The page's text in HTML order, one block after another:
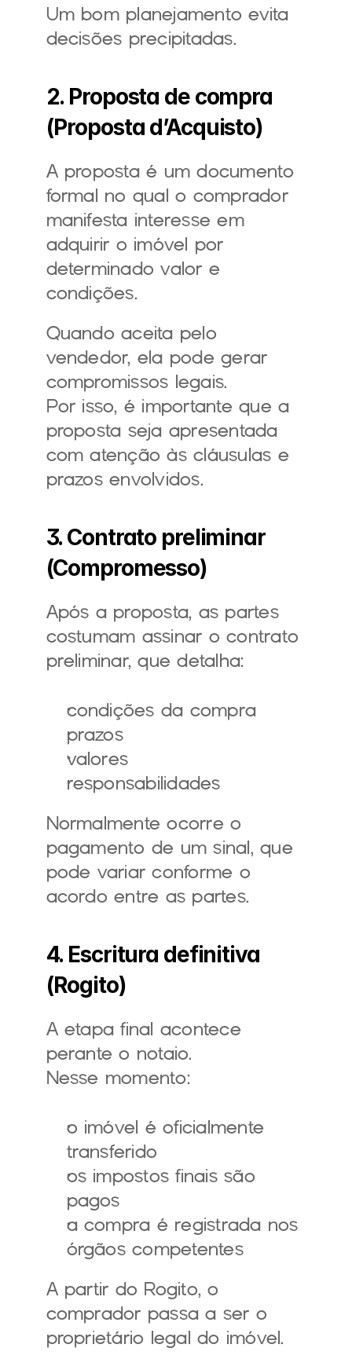
Um bom planejamento evita
decisões precipitadas.
2. Proposta de compra
(Proposta d’Acquisto)
A proposta é um documento
formal no qual o comprador
manifesta interesse em
adquirir o imóvel por
determinado valor e
condições.
Quando aceita pelo
vendedor, ela pode gerar
compromissos legais.
Por isso, é importante que a
proposta seja apresentada
com atenção às cláusulas e
prazos envolvidos.
3. Contrato preliminar
(Compromesso)
Após a proposta, as partes
costumam assinar o contrato
preliminar, que detalha:
condições da compra
prazos
valores
responsabilidades
Normalmente ocorre o
pagamento de um sinal, que
pode variar conforme o
acordo entre as partes.
4. Escritura definitiva
(Rogito)
A etapa final acontece
perante o notaio.
Nesse momento:
o imóvel é oficialmente
transferido
os impostos finais são
pagos
a compra é registrada nos
órgãos competentes
A partir do Rogito, o
comprador passa a ser o
proprietário legal do imóvel.